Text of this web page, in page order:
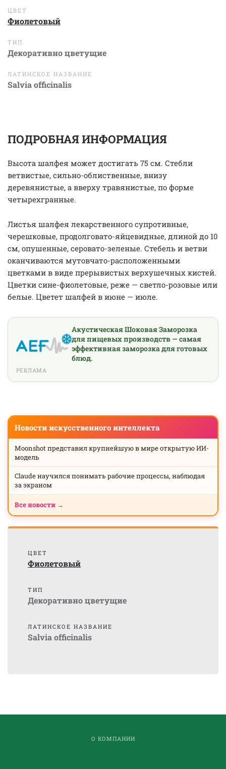
ЦВЕТ
Фиолетовый
ТИП
Декоративно цветущие
ЛАТИНСКОЕ НАЗВАНИЕ
Salvia officinalis
ПОДРОБНАЯ ИНФОРМАЦИЯ
Высота шалфея может достигать 75 см. Стебли
ветвистые, сильно-облиственные, внизу
деревянистые, а вверху травянистые, по форме
четырехгранные.
Листья шалфея лекарственного супротивные,
черешковые, продолговато-яйцевидные, длиной до 10
см, опушенные, серовато-зеленые. Стебель и ветви
оканчиваются мутовчато-расположенными
цветками в виде прерывистых верхушечных кистей.
Цветки сине-фиолетовые, реже — светло-розовые или
белые. Цветет шалфей в июне — июле.
Акустическая Шоковая Заморозка
для пищевых производств — самая
эффективная заморозка для готовых
блюд.
РЕКЛАМА
Новости искусственного интеллекта
Moonshot представил крупнейшую в мире открытую ИИ-
модель
Claude научился понимать рабочие процессы, наблюдая
за экраном
Все новости →
ЦВЕТ
Фиолетовый
ТИП
Декоративно цветущие
ЛАТИНСКОЕ НАЗВАНИЕ
Salvia officinalis
О КОМПАНИИ